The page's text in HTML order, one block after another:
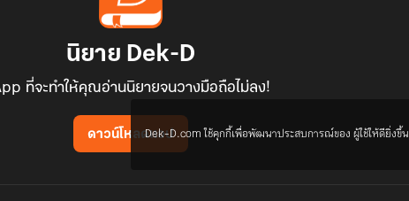
นิยาย Dek-D
ที่จะทำให้คุณอ่านนิยายจนวางมือถือไม่ลง!
ดาวน์โหลดแอปDek-D.com ใช้คุกกี้เพื่อพัฒนาประสบการณ์ของ ผู้ใช้ให้ดียิ่งขึ้น